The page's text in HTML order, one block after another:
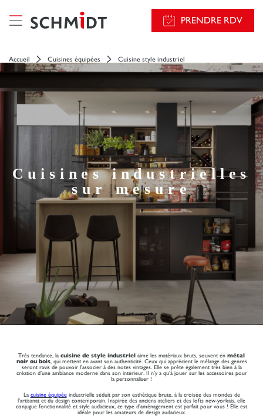
PRENDRE RDV
Accueil Cuisines équipées Cuisine style industriel
Cuisines industrielles
sur mesure
Très tendance, la cuisine de style industriel aime les matériaux bruts, souvent en métal
noir ou bois, qui mettent en avant son authenticité. Ceux qui apprécient le mélange des genres
seront ravis de pouvoir l’associer à des notes vintages. Elle se prête également très bien à la
création d’une ambiance moderne dans son intérieur. Il n’y a qu’à jouer sur les accessoires pour
la personnaliser !
La cuisine équipéeindustrielle séduit par son esthétique brute, à la croisée des mondes de
l'artisanat et du design contemporain. Inspirée des anciens ateliers et des lofts new-yorkais, elle
conjugue fonctionnalité et style audacieux, ce type d’aménagement est parfait pour vous ! Elle est
idéale pour les amateurs de design audacieux.